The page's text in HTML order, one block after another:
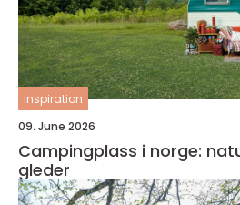
inspiration
09. June 2026
Campingplass i norge:
gleder